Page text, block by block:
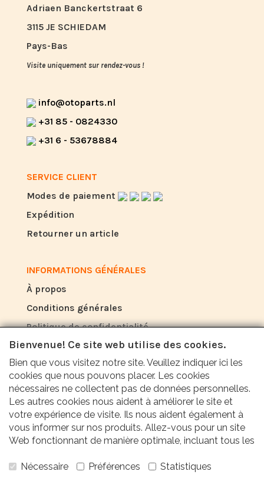
Adriaen Banckertstraat 6
3115 JE SCHIEDAM
Pays-Bas
Visite uniquement sur rendez-vous !
info@otoparts.nl
+31 85 - 0824330
+31 6 - 53678884
SERVICE CLIENT
Modes de paiement
Expédition
Retourner un article
INFORMATIONS GÉNÉRALES
À propos
Conditions générales
Politique de confidentialité
AVIS
Ce que les autres disent de nous
Nos clients apprécient notre service, nos prix
et notre rapidité avec une note moyenne de
Bienvenue! Ce site web utilise des cookies.
Bien que vous visitez notre site. Veuillez indiquer ici les
cookies que nous pouvons placer. Les cookies
nécessaires ne collectent pas de données personnelles.
Les autres cookies nous aident à améliorer le site et
votre expérience de visite. Ils nous aident également à
vous informer sur nos produits. Allez-vous pour un site
Web fonctionnant de manière optimale, incluant tous les
Nécessaire
Préférences Statistiques